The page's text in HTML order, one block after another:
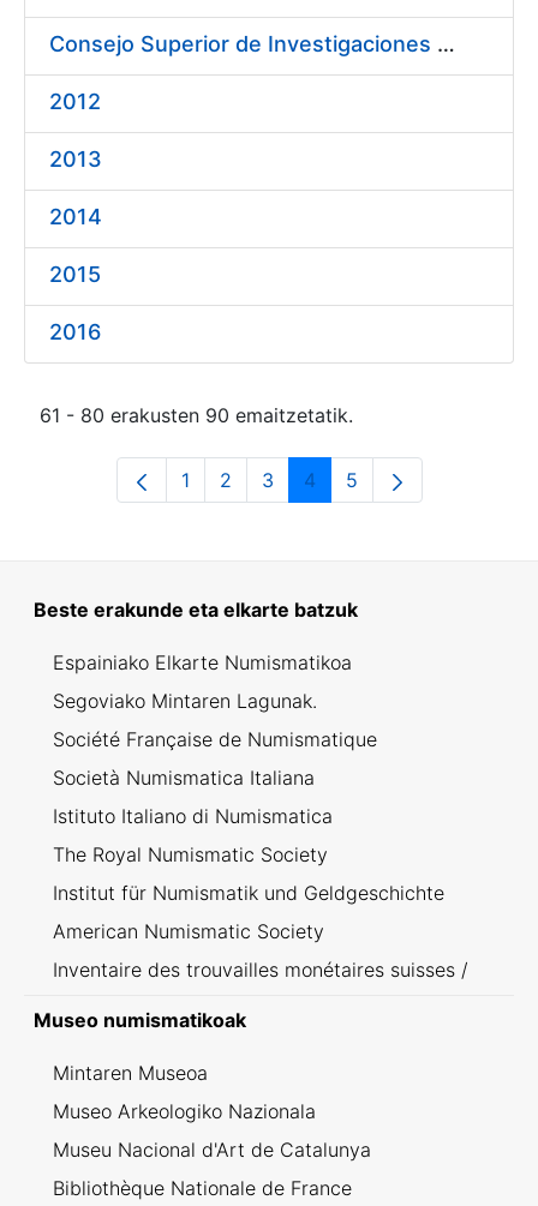
Consejo Superior de Investigaciones Científicas 2011
2012
2013
2014
2015
2016
61 - 80 erakusten 90 emaitzetatik.
Orrialdea
1 Orrialdea
2 Orrialdea
3 Orrialdea
4 Orrialdea
5
Beste erakunde eta elkarte batzuk
Espainiako Elkarte Numismatikoa
Segoviako Mintaren Lagunak.
Société Française de Numismatique
Società Numismatica Italiana
Istituto Italiano di Numismatica
The Royal Numismatic Society
Institut für Numismatik und Geldgeschichte
American Numismatic Society
Inventaire des trouvailles monétaires suisses /
Museo numismatikoak
Mintaren Museoa
Museo Arkeologiko Nazionala
Museu Nacional d'Art de Catalunya
Bibliothèque Nationale de France